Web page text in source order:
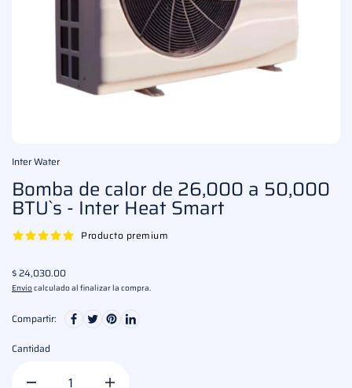
Inter Water
Bomba de calor de 26,000 a 50,000
BTU`s - Inter Heat Smart
Producto premium
$ 24,030.00
Envíocalculado al finalizar la compra.
Compartir:
Cantidad